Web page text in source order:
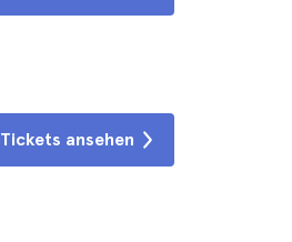
Tickets ansehen